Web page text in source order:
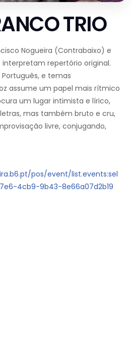
TRIO
Nogueira (Contrabaixo) e
repertório original.
e temas
assume um papel mais rítmico
um lugar intimista e lírico,
mas também bruto e cru,
livre, conjugando,
pos/event/list.events:sel
4cb9-9b43-8e66a07d2b19